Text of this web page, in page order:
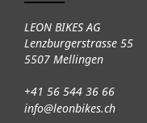
LEON BIKES AG
Lenzburgerstrasse 55
5507 Mellingen
+41 56 544 36 66
info@leonbikes.ch